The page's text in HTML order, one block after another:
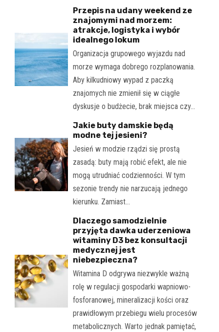
Przepis na udany weekend ze
znajomymi nad morzem:
atrakcje, logistyka i wybór
idealnego lokum
Organizacja grupowego wyjazdu nad
morze wymaga dobrego rozplanowania.
Aby kilkudniowy wypad z paczką
znajomych nie zmienił się w ciągłe
dyskusje o budżecie, brak miejsca czy…
Jakie buty damskie będą
modne tej jesieni?
Jesień w modzie rządzi się prostą
zasadą: buty mają robić efekt, ale nie
mogą utrudniać codzienności. W tym
sezonie trendy nie narzucają jednego
kierunku. Zamiast…
Dlaczego samodzielnie
przyjęta dawka uderzeniowa
witaminy D3 bez konsultacji
medycznej jest
niebezpieczna?
Witamina D odgrywa niezwykle ważną
rolę w regulacji gospodarki wapniowo-
fosforanowej, mineralizacji kości oraz
prawidłowym przebiegu wielu procesów
metabolicznych. Warto jednak pamiętać,